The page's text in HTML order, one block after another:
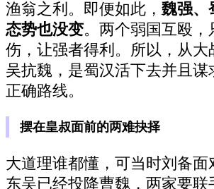
渔翁之利。即便如此， 魏强、
态势也没变。两个弱国互殴，
伤，让强者得利。所以，从大
吴抗魏，是蜀汉活下去并且谋
正确路线。
摆在皇叔面前的两难抉择
大道理谁都懂，可当时刘备面
东吴已经投降曹魏，两家要联